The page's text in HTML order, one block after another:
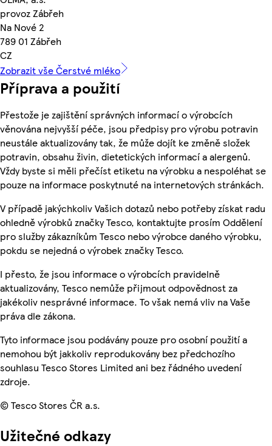
provoz Zábřeh
Na Nové 2
789 01 Zábřeh
CZ
Zobrazit vše Čerstvé mléko
Příprava a použití
Přestože je zajištění správných informací o výrobcích
věnována nejvyšší péče, jsou předpisy pro výrobu potravin
neustále aktualizovány tak, že může dojít ke změně složek
potravin, obsahu živin, dietetických informací a alergenů.
Vždy byste si měli přečíst etiketu na výrobku a nespoléhat se
pouze na informace poskytnuté na internetových stránkách.
V případě jakýchkoliv Vašich dotazů nebo potřeby získat radu
ohledně výrobků značky Tesco, kontaktujte prosím Oddělení
pro služby zákazníkům Tesco nebo výrobce daného výrobku,
pokdu se nejedná o výrobek značky Tesco.
I přesto, že jsou informace o výrobcích pravidelně
aktualizovány, Tesco nemůže přijmout odpovědnost za
jakékoliv nesprávné informace. To však nemá vliv na Vaše
práva dle zákona.
Tyto informace jsou podávány pouze pro osobní použití a
nemohou být jakkoliv reprodukovány bez předchozího
souhlasu Tesco Stores Limited ani bez řádného uvedení
zdroje.
© Tesco Stores ČR a.s.
Užitečné odkazy